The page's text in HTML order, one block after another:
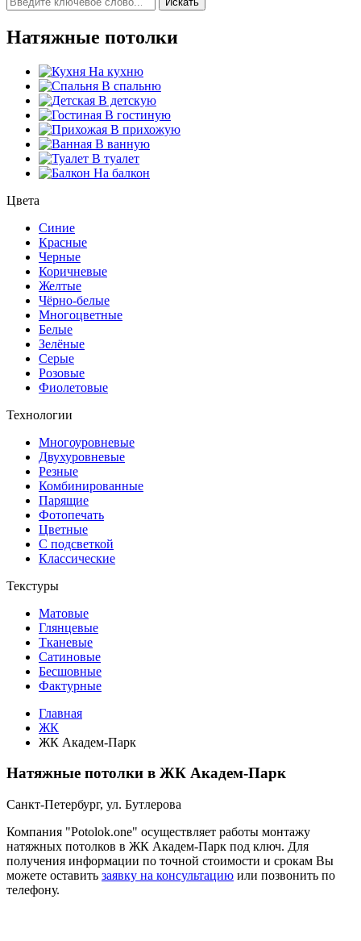
Натяжные потолки
На кухню
В спальню
В детскую
В гостиную
В прихожую
В ванную
В туалет
На балкон
Цвета
Синие
Красные
Черные
Коричневые
Желтые
Чёрно-белые
Многоцветные
Белые
Зелёные
Серые
Розовые
Фиолетовые
Технологии
Многоуровневые
Двухуровневые
Резные
Комбинированные
Парящие
Фотопечать
Цветные
С подсветкой
Классические
Текстуры
Матовые
Глянцевые
Тканевые
Сатиновые
Бесшовные
Фактурные
Главная
ЖК
ЖК Академ-Парк
Натяжные потолки в ЖК Академ-Парк
Санкт-Петербург, ул. Бутлерова
Компания "Potolok.one" осуществляет работы монтажу
натяжных потолков в ЖК Академ-Парк под ключ. Для
получения информации по точной стоимости и срокам Вы
можете оставить заявку на консультацию или позвонить по
телефону.